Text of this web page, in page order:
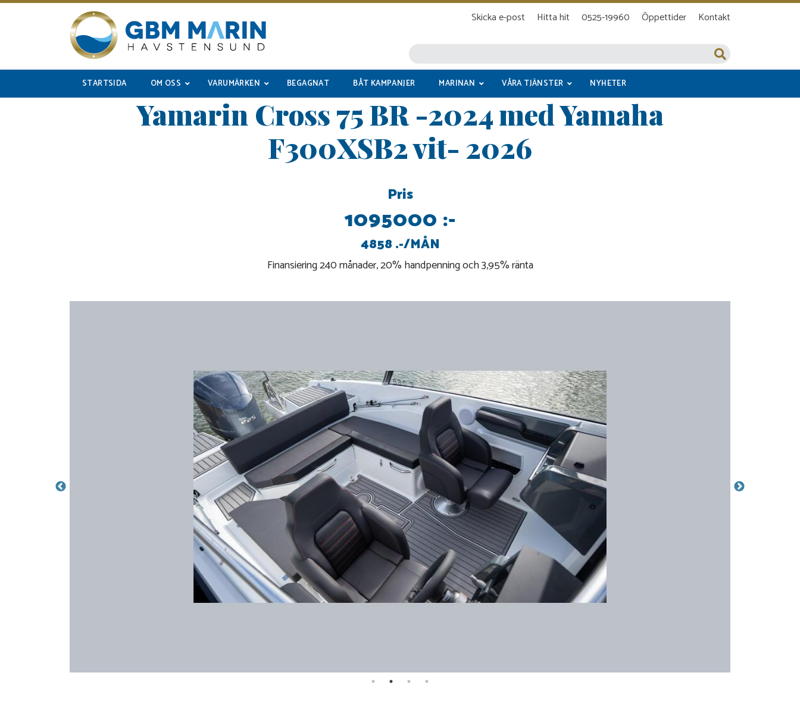
Skicka e-post Hitta hit 0525-19960 Öppettider Kontakt
STARTSIDA OM OSS VARUMÄRKEN BEGAGNAT BÅT KAMPANJER MARINAN VÅRA TJÄNSTER NYHETER
Yamarin Cross 75 BR -2024 med Yamaha
F300XSB2 vit- 2026
Pris
1095000 :-
4858 .-/MÅN
Finansiering 240 månader, 20% handpenning och 3,95% ränta